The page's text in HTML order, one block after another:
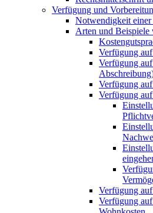
Verfügung und
Notwendigkeit
Arten und Beispiele
Verfügung
Verfügung
Verfügung
Verfügung
Verfügung
Verfügung